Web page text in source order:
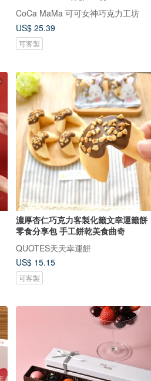
CoCa MaMa 可可女神巧克力工坊
US$ 25.39
可客製
濃厚杏仁巧克力客製化籤文幸運籤餅
零食分享包 手工餅乾美食曲奇
QUOTES天天幸運餅
US$ 15.15
可客製